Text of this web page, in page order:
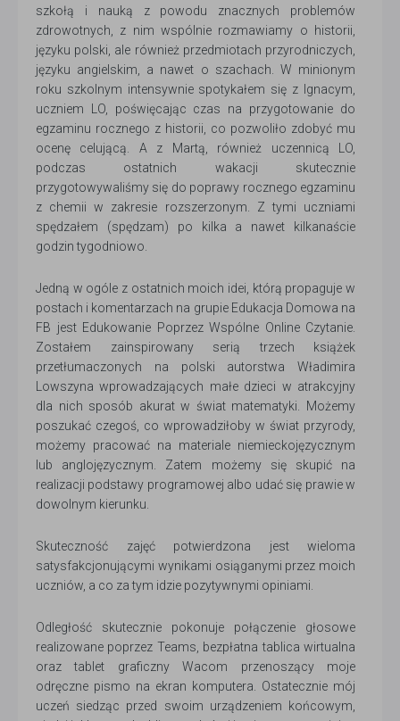
szkołą i nauką z powodu znacznych problemów
zdrowotnych, z nim wspólnie rozmawiamy o historii,
języku polski, ale również przedmiotach przyrodniczych,
języku angielskim, a nawet o szachach. W minionym
roku szkolnym intensywnie spotykałem się z Ignacym,
uczniem LO, poświęcając czas na przygotowanie do
egzaminu rocznego z historii, co pozwoliło zdobyć mu
ocenę celującą. A z Martą, również uczennicą LO,
podczas ostatnich wakacji skutecznie
przygotowywaliśmy się do poprawy rocznego egzaminu
z chemii w zakresie rozszerzonym. Z tymi uczniami
spędzałem (spędzam) po kilka a nawet kilkanaście
godzin tygodniowo.
Jedną w ogóle z ostatnich moich idei, którą propaguje w
postach i komentarzach na grupie Edukacja Domowa na
FB jest Edukowanie Poprzez Wspólne Online Czytanie.
Zostałem zainspirowany serią trzech książek
przetłumaczonych na polski autorstwa Władimira
Lowszyna wprowadzających małe dzieci w atrakcyjny
dla nich sposób akurat w świat matematyki. Możemy
poszukać czegoś, co wprowadziłoby w świat przyrody,
możemy pracować na materiale niemieckojęzycznym
lub anglojęzycznym. Zatem możemy się skupić na
realizacji podstawy programowej albo udać się prawie w
dowolnym kierunku.
Skuteczność zajęć potwierdzona jest wieloma
satysfakcjonującymi wynikami osiąganymi przez moich
uczniów, a co za tym idzie pozytywnymi opiniami.
Odległość skutecznie pokonuje połączenie głosowe
realizowane poprzez Teams, bezpłatna tablica wirtualna
oraz tablet graficzny Wacom przenoszący moje
odręczne pismo na ekran komputera. Ostatecznie mój
uczeń siedząc przed swoim urządzeniem końcowym,